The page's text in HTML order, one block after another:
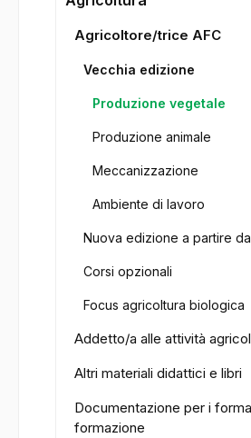
Agricoltore/trice AFC
Vecchia edizione
Produzione vegetale
Produzione animale
Meccanizzazione
Ambiente di lavoro
Nuova edizione a partire
Corsi opzionali
Focus agricoltura biologica
Addetto/a alle attività
Altri materiali didattici e libri
Documentazione per i
formazione